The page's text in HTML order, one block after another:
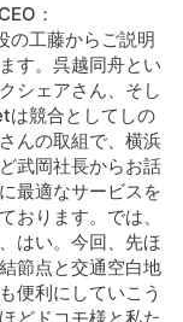
：
の工藤からご説明
す。呉越同舟とい
シェアさん、そし
は競合としてしの
んの取組で、横浜
武岡社長からお話
最適なサービスを
おります。では、
はい。今回、先ほ
節点と交通空白地
便利にしていこう
どドコモ様と私た